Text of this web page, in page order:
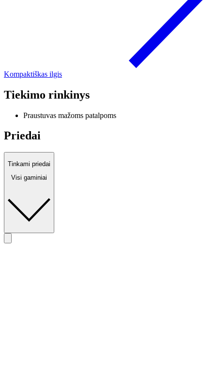
Kompaktiškas ilgis
Tiekimo rinkinys
Praustuvas mažoms patalpoms
Priedai
Tinkami priedai
Visi gaminiai